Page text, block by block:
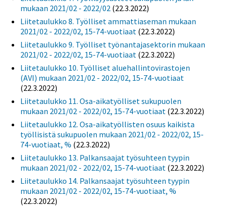
mukaan 2021/02 - 2022/02 (22.3.2022)
Liitetaulukko 8. Työlliset ammattiaseman mukaan
2021/02 - 2022/02, 15-74-vuotiaat (22.3.2022)
Liitetaulukko 9. Työlliset työnantajasektorin mukaan
2021/02 - 2022/02, 15-74-vuotiaat (22.3.2022)
Liitetaulukko 10. Työlliset aluehallintovirastojen
(AVI) mukaan 2021/02 - 2022/02, 15-74-vuotiaat
(22.3.2022)
Liitetaulukko 11. Osa-aikatyölliset sukupuolen
mukaan 2021/02 - 2022/02, 15-74-vuotiaat (22.3.2022)
Liitetaulukko 12. Osa-aikatyöllisten osuus kaikista
työllisistä sukupuolen mukaan 2021/02 - 2022/02, 15-
74-vuotiaat, % (22.3.2022)
Liitetaulukko 13. Palkansaajat työsuhteen tyypin
mukaan 2021/02 - 2022/02, 15-74-vuotiaat (22.3.2022)
Liitetaulukko 14. Palkansaajat työsuhteen tyypin
mukaan 2021/02 - 2022/02, 15-74-vuotiaat, %
(22.3.2022)